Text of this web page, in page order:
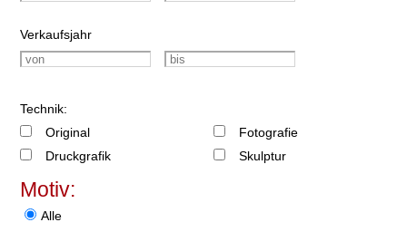
Verkaufsjahr
Technik:
Original
Druckgrafik
Fotografie
Skulptur
Motiv:
Alle